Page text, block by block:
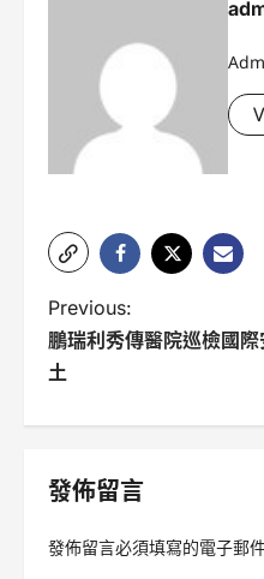
P
o
n
Previous:
鵬瑞利秀傳醫院巡檢國
土
發佈留言
發佈留言必須填寫的電子郵